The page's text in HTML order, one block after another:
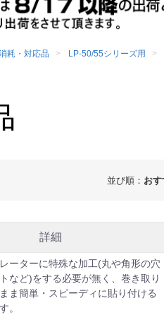
耗・対応品 LP-50/55シリーズ用
並び順： お
詳細
ーターに特殊な加工(丸や角形の穴
など)をする必要が無く、巻き取り
ま簡単・スピーディに貼り付ける
。